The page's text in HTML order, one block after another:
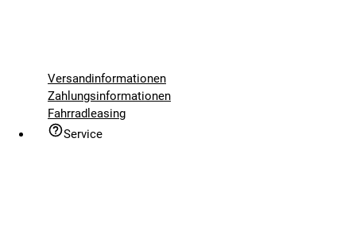
Versandinformationen
Zahlungsinformationen
Fahrradleasing
Service